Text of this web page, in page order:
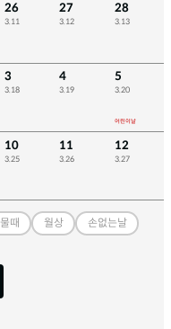
26
3.11
27
3.12
28
3.13
3
3.18
4
3.19
5
3.20
어린이날
10
3.25
11
3.26
12
3.27
물때 월상 손없는날